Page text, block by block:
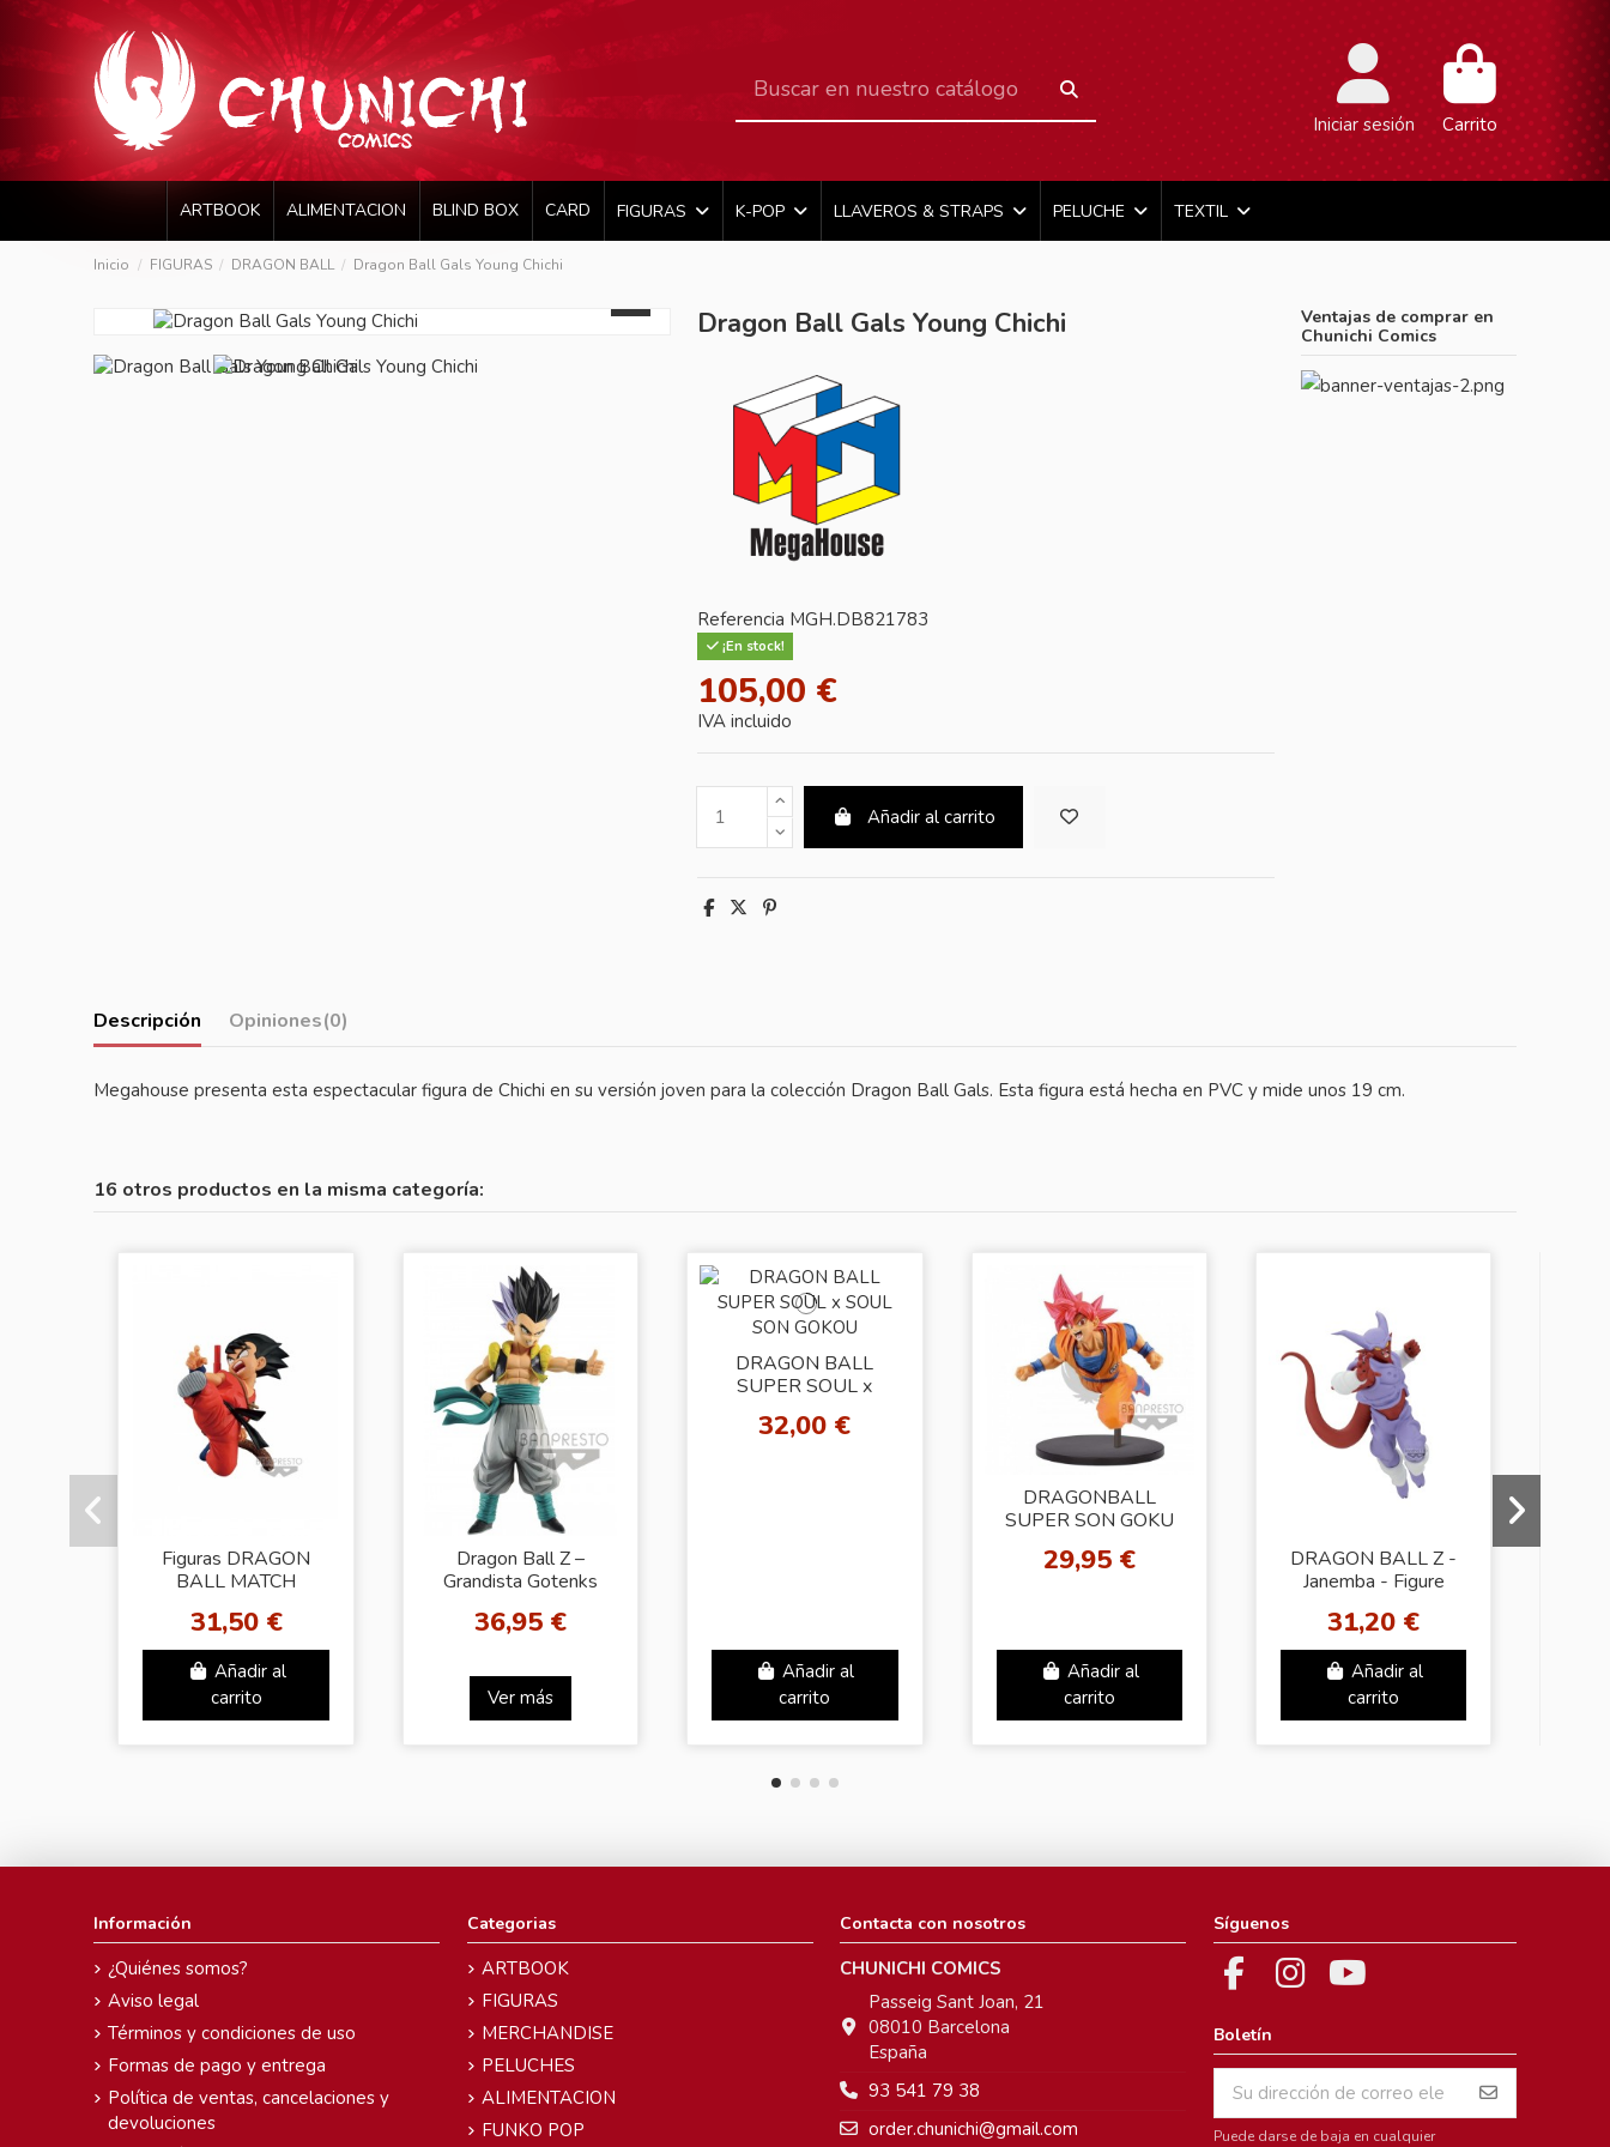
Iniciar sesión Carrito
ARTBOOK ALIMENTACION BLIND BOX CARD FIGURAS K-POP LLAVEROS & STRAPS PELUCHE TEXTIL
Inicio FIGURAS DRAGON BALL Dragon Ball Gals Young Chichi
Dragon Ball Gals Young Chichi
Referencia MGH.DB821783
¡En stock!
105,00 €
IVA incluido
Añadir al carrito
Ventajas de comprar en
Chunichi Comics
Descripción Opiniones(0)
Megahouse presenta esta espectacular figura de Chichi en su versión joven para la colección Dragon Ball Gals. Esta figura está hecha en PVC y mide unos 19 cm.
16 otros productos en la misma categoría:
Figuras DRAGON
BALL MATCH
GOKU(CHILDHOOD)
31,50 €
Añadir al
carrito
Dragon Ball Z –
Grandista Gotenks
36,95 €
Ver más
DRAGON BALL
SUPER SOUL x
32,00 €
Añadir al
carrito
DRAGONBALL
SUPER SON GOKU
SAIAN GOD)
29,95 €
Añadir al
carrito
DRAGON BALL Z -
Janemba - Figure
31,20 €
Añadir al
carrito
Información
¿Quiénes somos?
Aviso legal
Términos y condiciones de uso
Formas de pago y entrega
Política de ventas, cancelaciones y
devoluciones
Categorias
ARTBOOK
FIGURAS
MERCHANDISE
PELUCHES
ALIMENTACION
FUNKO POP
Contacta con nosotros
CHUNICHI COMICS
Passeig Sant Joan, 21
08010 Barcelona
España
93 541 79 38
order.chunichi@gmail.com
Síguenos
Boletín
Puede darse de baja en cualquier